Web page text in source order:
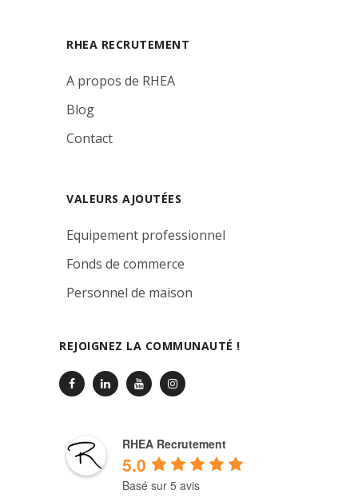
RHEA RECRUTEMENT
A propos de RHEA
Blog
Contact
VALEURS AJOUTÉES
Equipement professionnel
Fonds de commerce
Personnel de maison
REJOIGNEZ LA COMMUNAUTÉ !
RHEA Recrutement
5.0
Basé sur 5 avis